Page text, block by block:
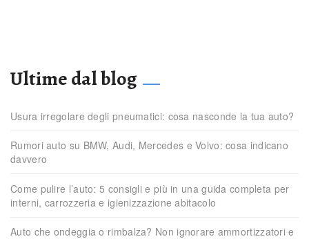
Ultime dal blog
Usura irregolare degli pneumatici: cosa nasconde la tua auto?
Rumori auto su BMW, Audi, Mercedes e Volvo: cosa indicano
davvero
Come pulire l’auto: 5 consigli e più in una guida completa per
interni, carrozzeria e igienizzazione abitacolo
Auto che ondeggia o rimbalza? Non ignorare ammortizzatori e